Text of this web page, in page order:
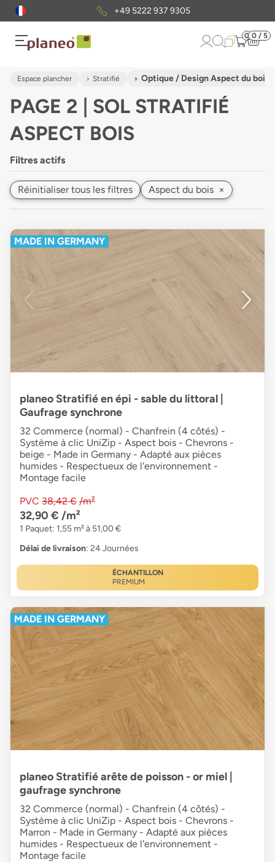
Envoi gratuit d'échantillons
0 0 / 5
Espace plancher Stratifié Optique / Design Aspect du bois
PAGE 2 | SOL STRATIFIÉ
ASPECT BOIS
Filtres actifs
Réinitialiser tous les filtres Aspect du bois ×
MADE IN GERMANY
planeo Stratifié en épi - sable du littoral |
Gaufrage synchrone
32 Commerce (normal) - Chanfrein (4 côtés) -
Système à clic UniZip - Aspect bois - Chevrons -
beige - Made in Germany - Adapté aux pièces
humides - Respectueux de l'environnement -
Montage facile
PVC 38,42 € /m²
32,90 € /m²
1 Paquet: 1,55 m² à 51,00 €
Délai de livraison: 24 Journées
ÉCHANTILLON
PREMIUM
MADE IN GERMANY
planeo Stratifié arête de poisson - or miel |
gaufrage synchrone
32 Commerce (normal) - Chanfrein (4 côtés) -
Système à clic UniZip - Aspect bois - Chevrons -
Marron - Made in Germany - Adapté aux pièces
humides - Respectueux de l'environnement -
Montage facile